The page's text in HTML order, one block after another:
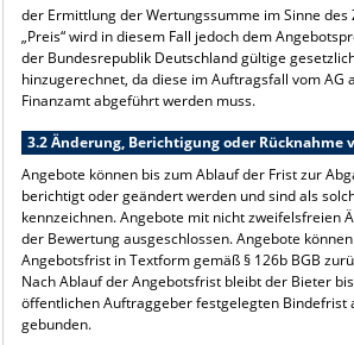
der Ermittlung der Wertungssumme im Sinne
„Preis“ wird in diesem Fall jedoch dem
der Bundesrepublik Deutschland gültige
hinzugerechnet, da diese im Auftragsfall vom AG
Finanzamt abgeführt werden muss.
3.2 Änderung, Berichtigung oder Rücknahme
Angebote können bis zum Ablauf der Frist zur
berichtigt oder geändert werden und sind als
kennzeichnen. Angebote mit nicht zweifelsfreien
der Bewertung ausgeschlossen. Angebote
Angebotsfrist in Textform gemäß § 126b BGB
Nach Ablauf der Angebotsfrist bleibt der Bieter
öffentlichen Auftraggeber festgelegten Bindefrist
gebunden.